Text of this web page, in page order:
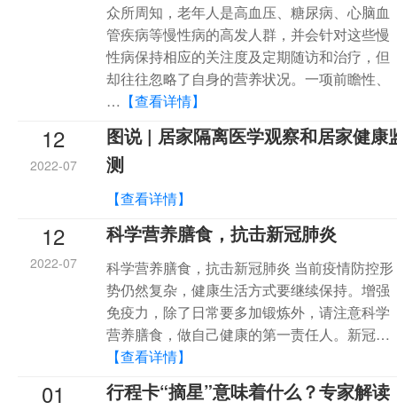
众所周知，老年人是高血压、糖尿病、心脑血
管疾病等慢性病的高发人群，并会针对这些慢
性病保持相应的关注度及定期随访和治疗，但
却往往忽略了自身的营养状况。一项前瞻性、
… 【查看详情】
12
2022-07
图说 | 居家隔离医学观察和居家健康
测
【查看详情】
12
2022-07
科学营养膳食，抗击新冠肺炎
科学营养膳食，抗击新冠肺炎 当前疫情防控形
势仍然复杂，健康生活方式要继续保持。增强
免疫力，除了日常要多加锻炼外，请注意科学
营养膳食，做自己健康的第一责任人。新冠…
【查看详情】
01 行程卡“摘星”意味着什么？专家解读